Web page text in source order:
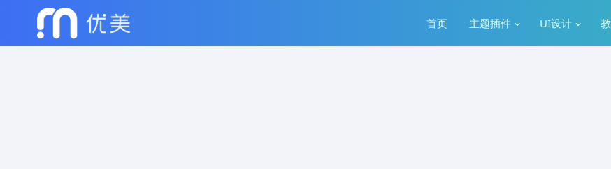
首页 主题插件 UI设计